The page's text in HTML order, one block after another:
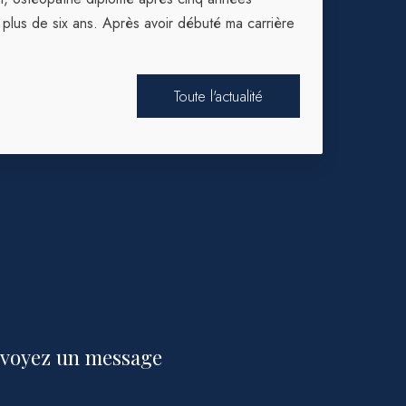
de six ans. Après avoir débuté ma carrière
Toute l'actualité
un message